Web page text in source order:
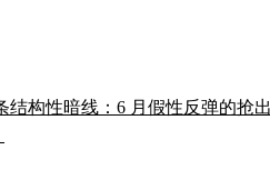
构性暗线：6 月假性反弹的抢